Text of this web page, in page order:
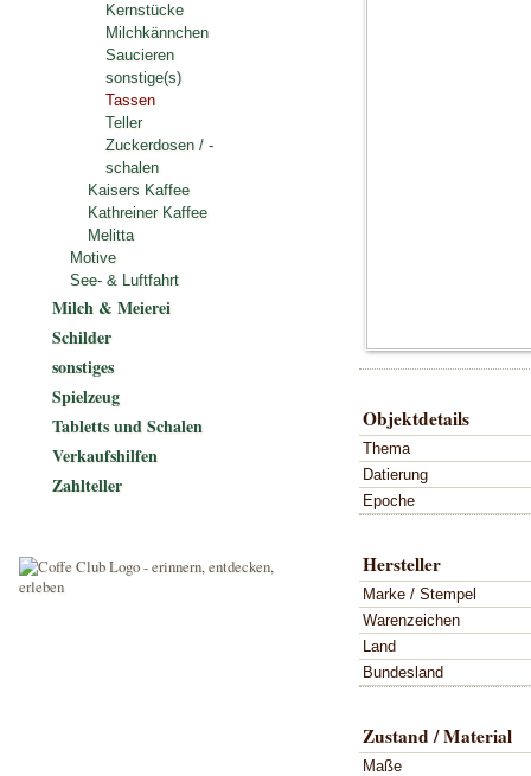
Objektdetails
Thema
Datierung
Epoche
Hersteller
Marke / Stempel
Warenzeichen
Land
Bundesland
Zustand / Material
Maße
Kernstücke
Milchkännchen
Saucieren
sonstige(s)
Tassen
Teller
Zuckerdosen / -
schalen
Kaisers Kaffee
Kathreiner Kaffee
Melitta
Motive
See- & Luftfahrt
Milch & Meierei
Schilder
sonstiges
Spielzeug
Tabletts und Schalen
Verkaufshilfen
Zahlteller